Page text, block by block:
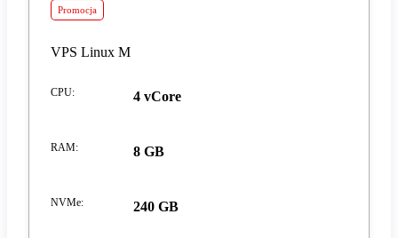
Promocja
VPS Linux M
CPU: 4 vCore
RAM: 8 GB
NVMe: 240 GB